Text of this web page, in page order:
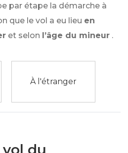
par étape la démarche à
que le vol a eu lieu en
et selon l’âge du mineur .
À l'étranger
du